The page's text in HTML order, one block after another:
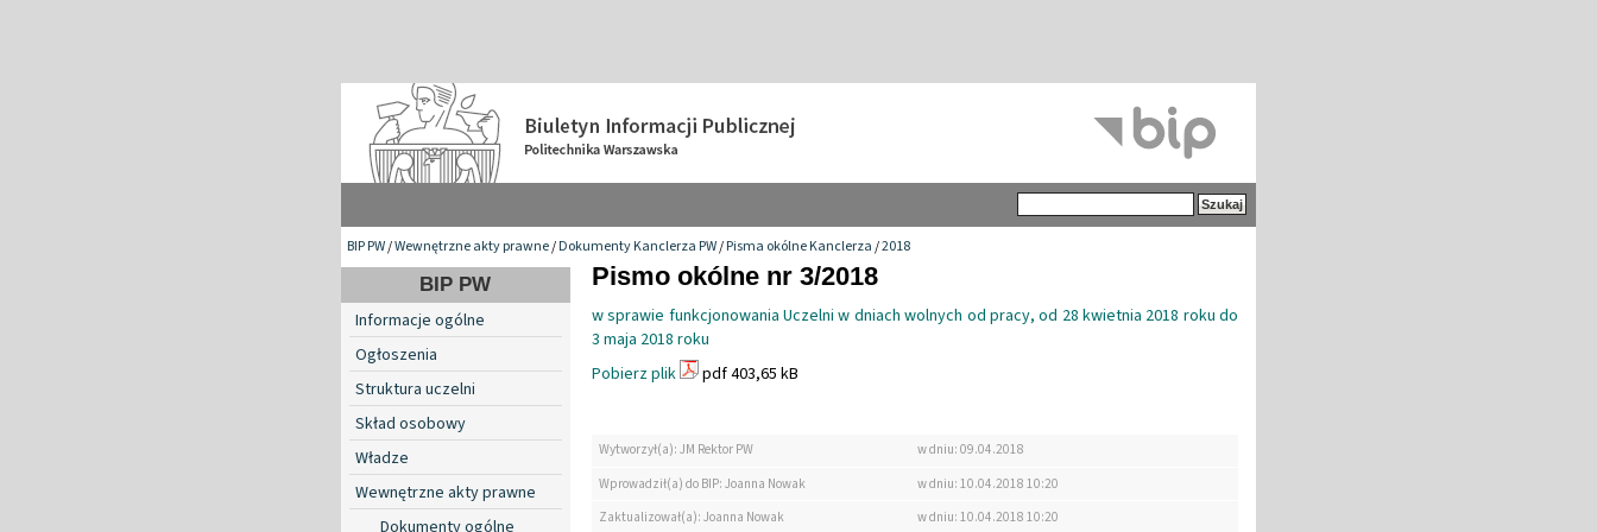
BIP PW/Wewnętrzne akty prawne/Dokumenty Kanclerza PW/Pisma okólne Kanclerza/2018
BIP PW
Informacje ogólne
Ogłoszenia
Struktura uczelni
Skład osobowy
Władze
Wewnętrzne akty prawne
Dokumenty ogólne
Pismo okólne nr 3/2018
w sprawie funkcjonowania Uczelni w dniach wolnych od pracy, od 28 kwietnia 2018 roku do
3 maja 2018 roku
Pobierz plik
pdf 403,65 kB
Wytworzył(a): JM Rektor PW
w dniu: 09.04.2018
Wprowadził(a) do BIP: Joanna Nowak
w dniu: 10.04.2018 10:20
Zaktualizował(a): Joanna Nowak
w dniu: 10.04.2018 10:20